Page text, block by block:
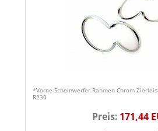
*Vorne Scheinwerfer Rahmen Chrom
R230
Preis: 171,44